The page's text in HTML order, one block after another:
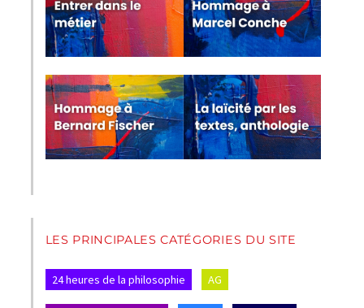
LES PRINCIPALES CATÉGORIES DU SITE
24 heures de la philosophie AG